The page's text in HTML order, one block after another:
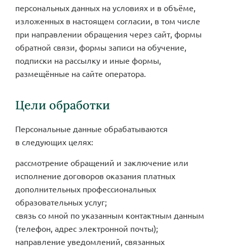
персональных данных на условиях и в объёме,
изложенных в настоящем согласии, в том числе
при направлении обращения через сайт, формы
обратной связи, формы записи на обучение,
подписки на рассылку и иные формы,
размещённые на сайте оператора.
Цели обработки
Персональные данные обрабатываются
в следующих целях:
рассмотрение обращений и заключение или
исполнение договоров оказания платных
дополнительных профессиональных
образовательных услуг;
связь со мной по указанным контактным данным
(телефон, адрес электронной почты);
направление уведомлений, связанных